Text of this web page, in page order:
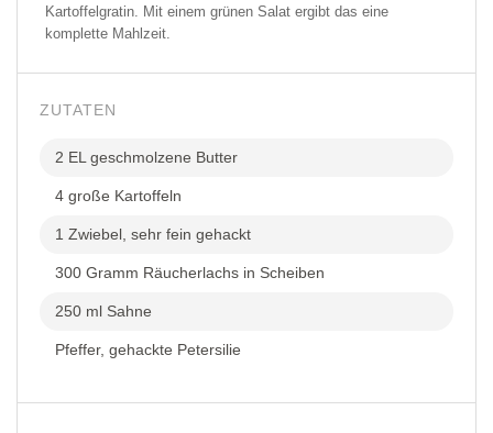
Kartoffelgratin. Mit einem grünen Salat ergibt das eine
komplette Mahlzeit.
ZUTATEN
2 EL geschmolzene Butter
4 große Kartoffeln
1 Zwiebel, sehr fein gehackt
300 Gramm Räucherlachs in Scheiben
250 ml Sahne
Pfeffer, gehackte Petersilie